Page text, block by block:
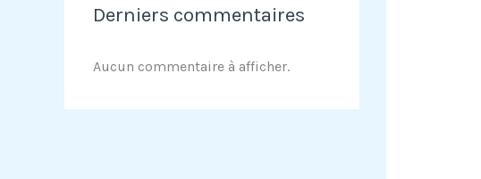
Derniers commentaires
Aucun commentaire à afficher.